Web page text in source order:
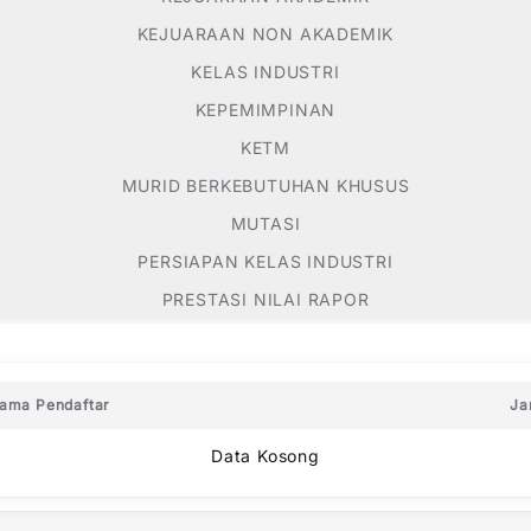
KEJUARAAN NON AKADEMIK
KELAS INDUSTRI
KEPEMIMPINAN
KETM
MURID BERKEBUTUHAN KHUSUS
MUTASI
PERSIAPAN KELAS INDUSTRI
PRESTASI NILAI RAPOR
Pendaftar
Data Kosong